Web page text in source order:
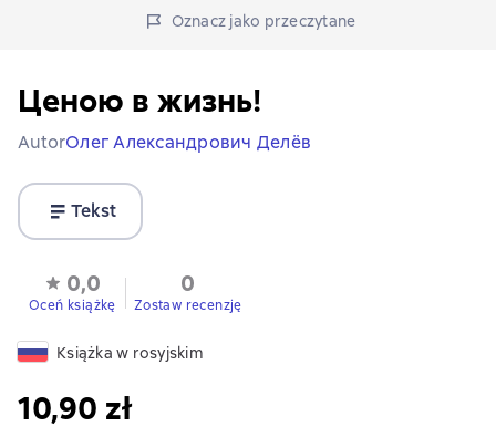
Oznacz jako przeczytane
Ценою в жизнь!
AutorОлег Александрович Делёв
Tekst
0,0
Oceń książkę
0
Zostaw recenzję
Książka w rosyjskim
10,90 zł